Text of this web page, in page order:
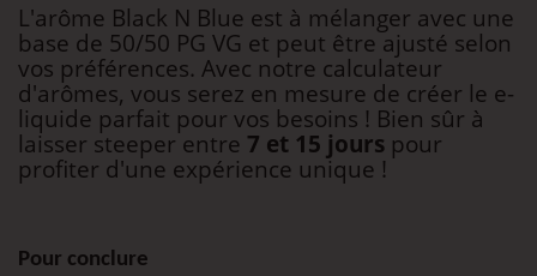
L'arôme Black N Blue est à mélanger avec une
base de 50/50 PG VG et peut être ajusté selon
vos préférences. Avec notre calculateur
d'arômes, vous serez en mesure de créer le e-
liquide parfait pour vos besoins ! Bien sûr à
laisser steeper entre 7 et 15 jours pour
profiter d'une expérience unique !
Pour conclure